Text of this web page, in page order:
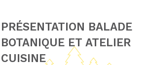
PRÉSENTATION BALADE
BOTANIQUE ET ATELIER
CUISINE